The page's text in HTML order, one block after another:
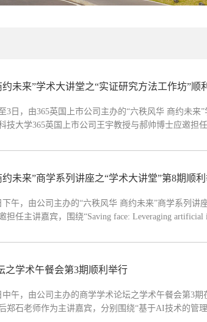
约未来”学术大讲堂之“实证研究方法工作坊”顺
3日，由365英国上市公司主办的“六秩风华 商约未
技大学365英国上市公司王宇教授与郝帅博士应邀
“因果推断在实证研究中的...
未来”商学系列讲座之“学术大讲堂”第8期顺
下午，由公司主办的“六秩风华 商约未来”商学系列
担任主讲嘉宾，围绕“Saving face: Leveraging artificial
之学术午餐会第3期顺利举行
中午，由公司主办的商学学术论坛之学术午餐会第3
郑石老师作为主讲嘉宾，分别围绕“基于AI技术的管